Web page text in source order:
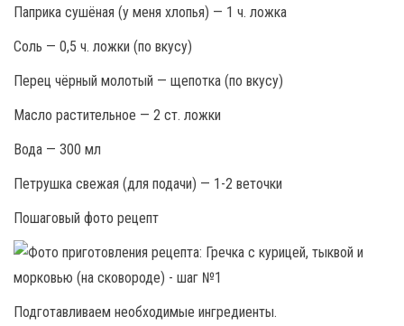
Паприка сушёная (у меня хлопья) — 1 ч. ложка
Соль — 0,5 ч. ложки (по вкусу)
Перец чёрный молотый — щепотка (по вкусу)
Масло растительное — 2 ст. ложки
Вода — 300 мл
Петрушка свежая (для подачи) — 1-2 веточки
Пошаговый фото рецепт
Подготавливаем необходимые ингредиенты.